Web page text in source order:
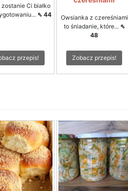
Ci białko
⇖ 44
przepis!
Owsianka z czereśniami
to śniadanie, które... ⇖
48
Zobacz przepis!